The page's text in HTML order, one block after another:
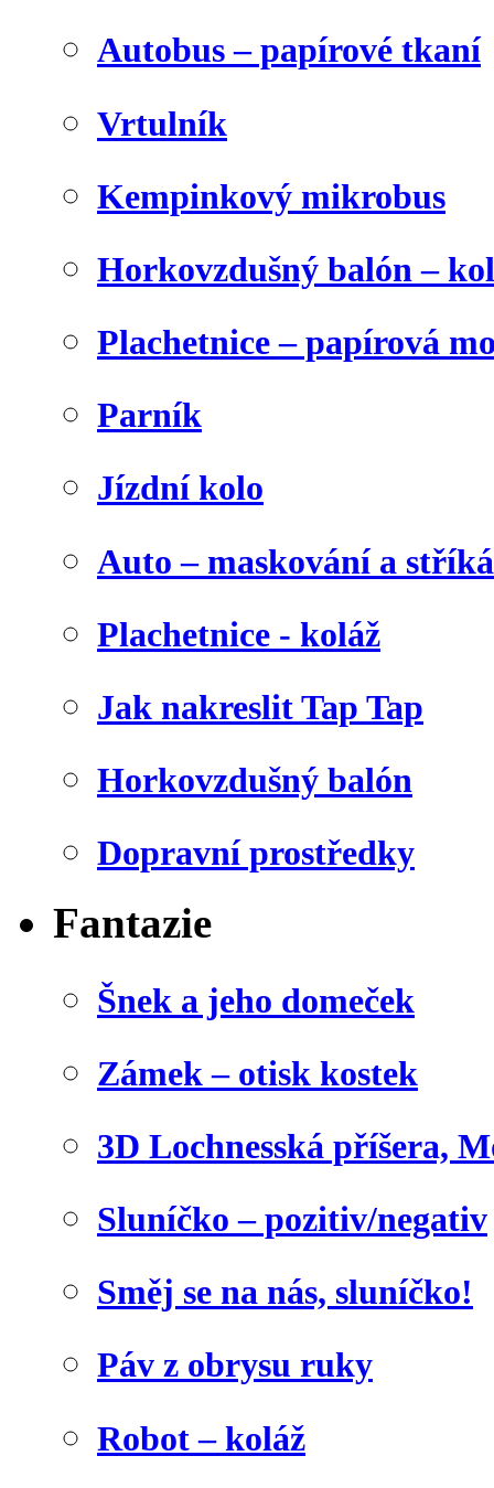
Autobus – papírové tkaní
Vrtulník
Kempinkový mikrobus
Horkovzdušný balón –
Plachetnice – papírová
Parník
Jízdní kolo
Auto – maskování a
Plachetnice - koláž
Jak nakreslit Tap Tap
Horkovzdušný balón
Dopravní prostředky
Fantazie
Šnek a jeho domeček
Zámek – otisk kostek
3D Lochnesská příšera,
Sluníčko – pozitiv/negativ
Směj se na nás, sluníčko!
Páv z obrysu ruky
Robot – koláž